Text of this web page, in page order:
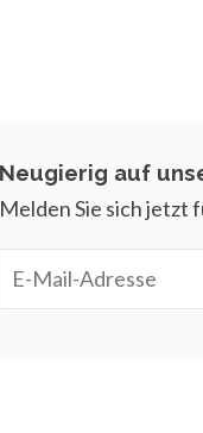
Neugierig auf
Melden Sie sich jetzt